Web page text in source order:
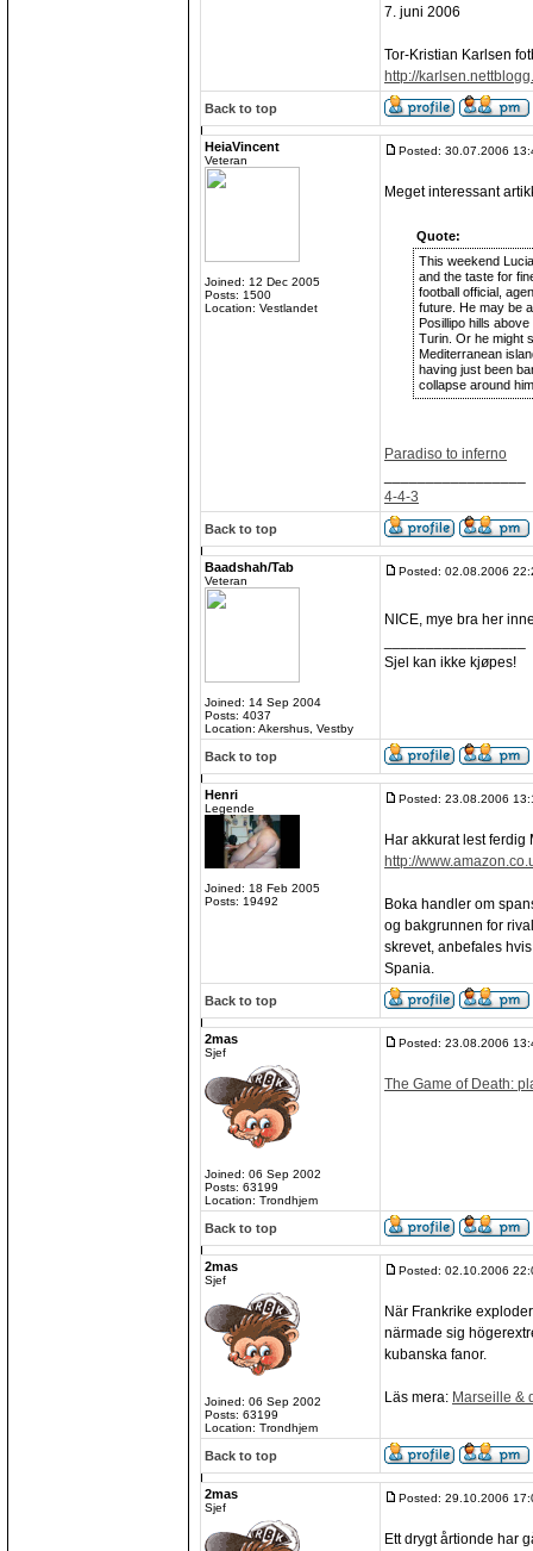
7. juni 2006
Tor-Kristian Karlsen
http://
Back to top
HeiaVincent
Veteran
Joined: 12 Dec 2005
Posts: 1500
Location: Vestlandet
Posted: 30.07.2006
Meget interessant
Quote:
This weekend
and the taste for
football official,
future. He may be
Posillipo hills
Turin. Or he might
Mediterranean
having just been
collapse around
Paradiso to inferno
4-4-3
Back to top
Baadshah/Tab
Veteran
Joined: 14 Sep 2004
Posts: 4037
Location: Akershus, Vestby
Posted: 02.08.2006
NICE, mye bra her
Sjel kan ikke kjøpes!
Back to top
Henri
Legende
Joined: 18 Feb 2005
Posts: 19492
Posted: 23.08.2006
Har akkurat lest ferdig
http://
Boka handler om
og bakgrunnen for
skrevet, anbefales
Spania.
Back to top
2mas
Sjef
Joined: 06 Sep 2002
Posts: 63199
Location: Trondhjem
Posted: 23.08.2006
The Game of Death:
Back to top
2mas
Sjef
Joined: 06 Sep 2002
Posts: 63199
Location: Trondhjem
Posted: 02.10.2006
När Frankrike
närmade sig
kubanska fanor.
Läs mera: Marseille &
Back to top
2mas
Sjef
Posted: 29.10.2006
Ett drygt årtionde har